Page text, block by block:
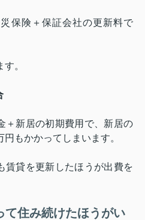
保険＋保証会社の更新料で
。
＋新居の初期費用で、新居の
円もかかってしまいます。
賃貸を更新したほうが出費を
て住み続けたほうがい